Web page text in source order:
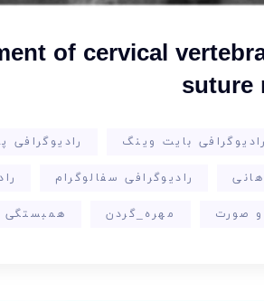
of cervical
suture
رادیوگرافی بایت وینگ رادیوگرافی
رادیوگرافی سفالوگرام
و صورت مهره_گردن همبستگی